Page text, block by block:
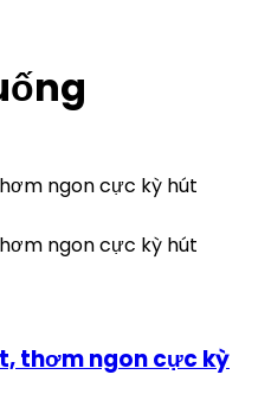
thơm ngon cực kỳ